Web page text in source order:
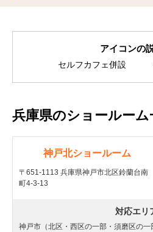
アイコンの
セルフカフェ併設
兵庫県のショールーム
神戸北ショールーム
〒651-1113 兵庫県神戸市北区鈴蘭台南
町4-3-13
対応エリ
神戸市（北区・西区の一部・須磨区の一